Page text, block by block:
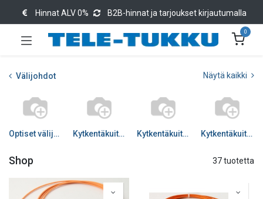
Hinnat ALV 0% B2B-hinnat ja tarjoukset kirjautumalla
0
Välijohdot Näytä kaikki
Optiset välijohdot Kytkentäkuitu SM Simplex Kytkentäkuitu SM Duplex Kytkentäkuitu MM
Shop 37 tuotetta